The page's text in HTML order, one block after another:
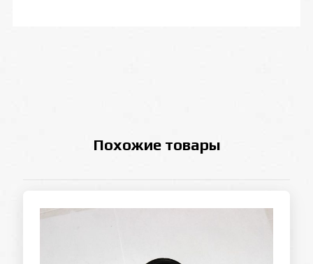
Похожие товары